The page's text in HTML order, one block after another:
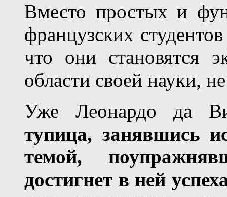
Вместо простых и
французских
что они становятся
области своей науки,
Уже Леонардо да
тупица, занявшись
темой,
достигнет в ней